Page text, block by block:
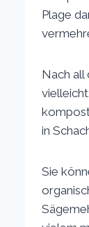
Plage
Nach all
in
Sie